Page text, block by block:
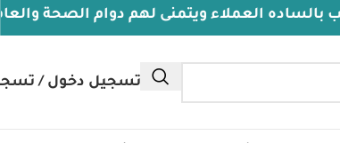
العملاء ويتمنى لهم دوام الصحة والعافيه
تسجيل دخول / تسجيل